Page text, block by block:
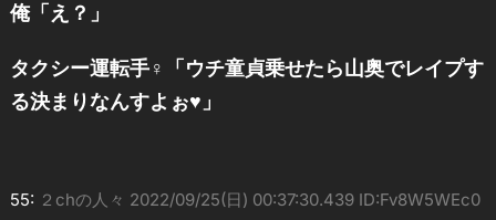
俺「え？」
タクシー運転手♀「ウチ童貞乗せたら山奥でレイプす
る決まりなんすよぉ♥」
55: ２chの人々 2022/09/25(日) 00:37:30.439 ID:Fv8W5WEc0